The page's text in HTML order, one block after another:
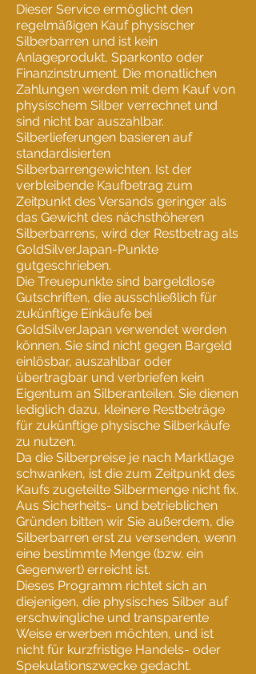
Dieser Service ermöglicht den
regelmäßigen Kauf physischer
Silberbarren und ist kein
Anlageprodukt, Sparkonto oder
Finanzinstrument. Die monatlichen
Zahlungen werden mit dem Kauf von
physischem Silber verrechnet und
sind nicht bar auszahlbar.
Silberlieferungen basieren auf
standardisierten
Silberbarrengewichten. Ist der
verbleibende Kaufbetrag zum
Zeitpunkt des Versands geringer als
das Gewicht des nächsthöheren
Silberbarrens, wird der Restbetrag als
GoldSilverJapan-Punkte
gutgeschrieben.
Die Treuepunkte sind bargeldlose
Gutschriften, die ausschließlich für
zukünftige Einkäufe bei
GoldSilverJapan verwendet werden
können. Sie sind nicht gegen Bargeld
einlösbar, auszahlbar oder
übertragbar und verbriefen kein
Eigentum an Silberanteilen. Sie dienen
lediglich dazu, kleinere Restbeträge
für zukünftige physische Silberkäufe
zu nutzen.
Da die Silberpreise je nach Marktlage
schwanken, ist die zum Zeitpunkt des
Kaufs zugeteilte Silbermenge nicht fix.
Aus Sicherheits- und betrieblichen
Gründen bitten wir Sie außerdem, die
Silberbarren erst zu versenden, wenn
eine bestimmte Menge (bzw. ein
Gegenwert) erreicht ist.
Dieses Programm richtet sich an
diejenigen, die physisches Silber auf
erschwingliche und transparente
Weise erwerben möchten, und ist
nicht für kurzfristige Handels- oder
Spekulationszwecke gedacht.